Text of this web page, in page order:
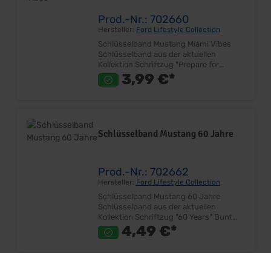
Prod.-Nr.: 702660
Hersteller: Ford Lifestyle Collection
Schlüsselband Mustang Miami Vibes
Schlüsselband aus der aktuellen
Kollektion Schriftzug "Prepare for
takeoff" Bunt bedrucktes Lanyard
Material: Polyester, Metall, Kunststoff
3,99 €*
Schlüsselband Mustang 60 Jahre
Prod.-Nr.: 702662
Hersteller: Ford Lifestyle Collection
Schlüsselband Mustang 60 Jahre
Schlüsselband aus der aktuellen
Kollektion Schriftzug "60 Years" Bunt
bedrucktes Lanyard Material: Polyester,
Metall, Kunststoff Lieferumfang: Stück
4,49 €*